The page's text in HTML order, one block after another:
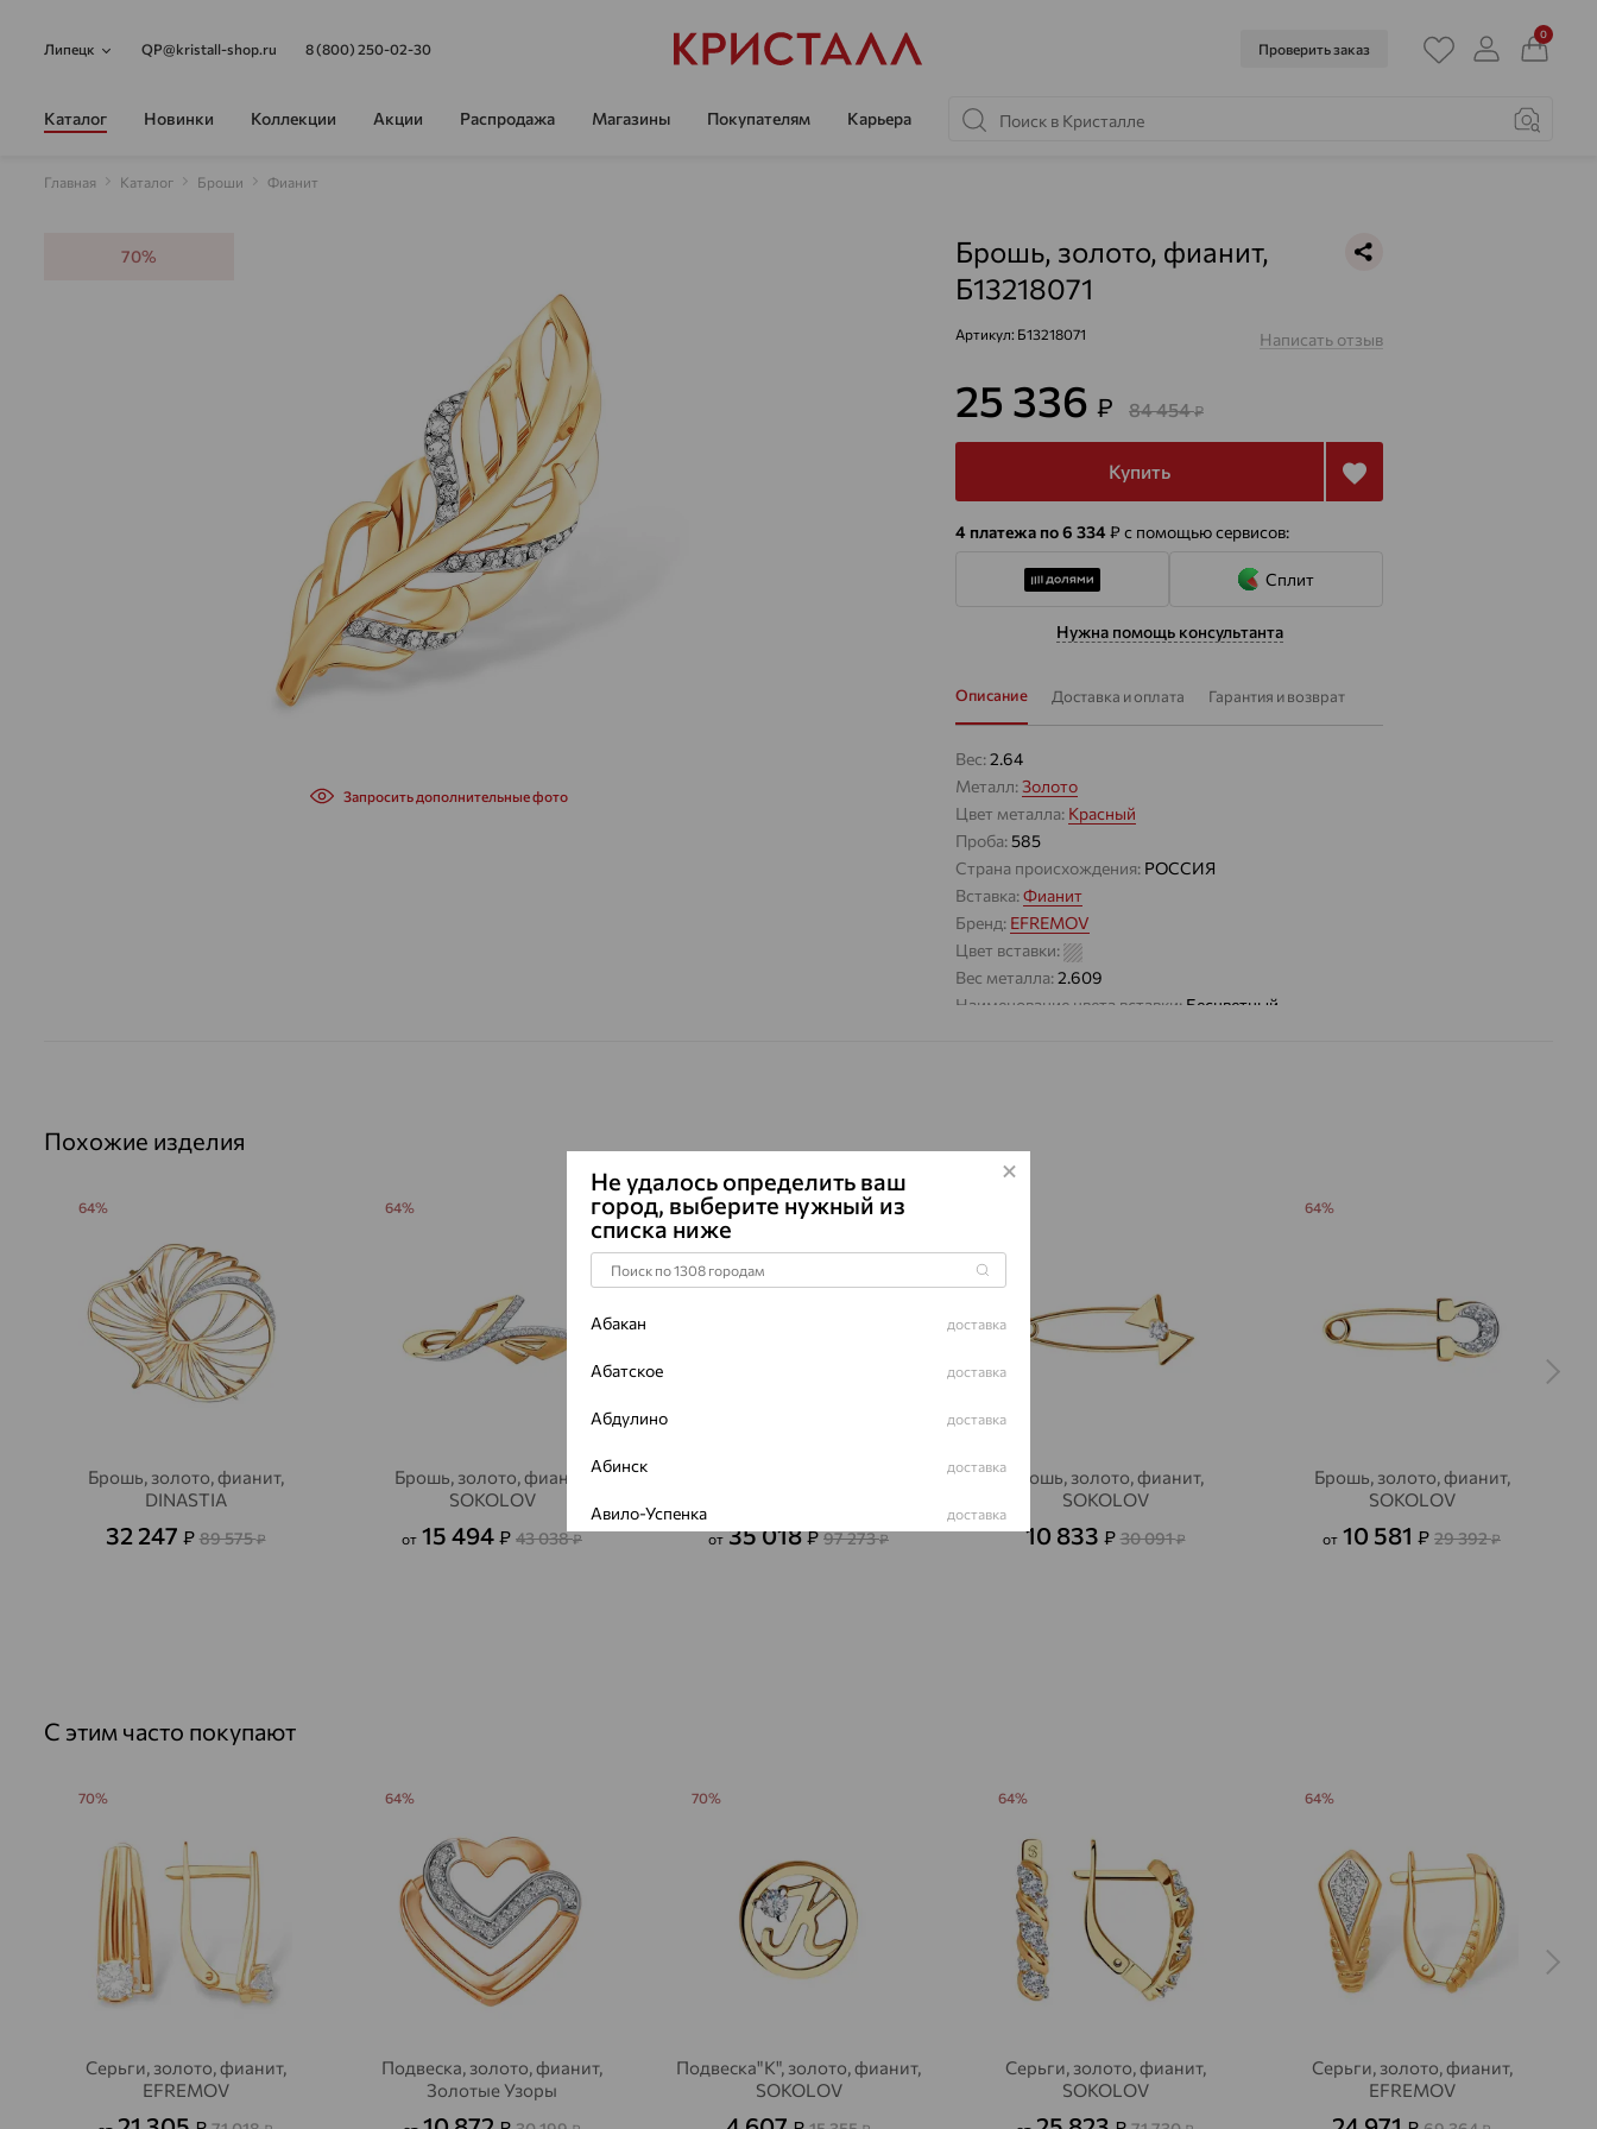
Липецк QP@kristall-shop.ru 8 (800) 250-02-30 Проверить заказ
0
Каталог Новинки Коллекции Акции Распродажа Магазины Покупателям Карьера
Главная Каталог Броши Фианит
70%
Запросить дополнительные фото
Брошь, золото, фианит,
Б13218071
Артикул: Б13218071 Написать отзыв
25 336 ₽ 84 454₽
Купить
4 платежа по 6 334 ₽с помощью сервисов:
Сплит
Нужна помощь консультанта
Описание Доставка и оплата Гарантия и возврат
Вес:2.64
Металл:Золото
Цвет металла: Красный
Проба:585
Страна происхождения: РОССИЯ
Вставка:Фианит
Бренд: EFREMOV
Цвет вставки:
Вес металла:2.609
Наименование цвета вставки: Бесцветный
дизайна.
комплект. Брошь из золота органично сочетается с
лаконичными вещами и добавляет образу выразительную
Похожие изделия
Брошь, золото, фианит,
DINASTIA
32 247 ₽ 89 575₽
64%
Брошь, золото, фианит,
SOKOLOV
от 15 494 ₽ 43 038₽
64%
от 35 018₽ 97 273₽
64%
Брошь, золото, фианит,
SOKOLOV
10 833 ₽ 30 091₽
Брошь, золото, фианит,
SOKOLOV
от 10 581 ₽ 29 392₽
64%
С этим часто покупают
Серьги, золото, фианит,
EFREMOV
70%
Подвеска, золото, фианит,
Золотые Узоры
64%
Подвеска"К", золото, фианит,
SOKOLOV
70%
Серьги, золото, фианит,
SOKOLOV
64%
Серьги, золото, фианит,
EFREMOV
64%
Не удалось определить ваш
город, выберите нужный из
списка ниже
Абакан доставка
Абатское доставка
Абдулино доставка
Абинск доставка
Авило-Успенка доставка
доставка
Алагир